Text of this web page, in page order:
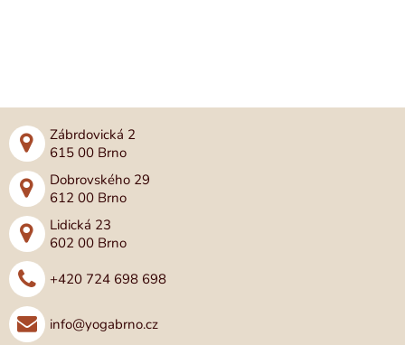
Zábrdovická 2
615 00 Brno
Dobrovského 29
612 00 Brno
Lidická 23
602 00 Brno
+420 724 698 698
info@yogabrno.cz